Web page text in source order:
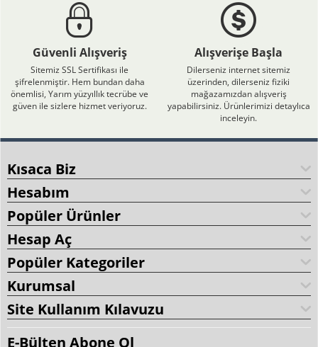
Güvenli Alışveriş
Sitemiz SSL Sertifikası ile
şifrelenmiştir. Hem bundan daha
önemlisi, Yarım yüzyıllık tecrübe ve
güven ile sizlere hizmet veriyoruz.
Alışverişe Başla
Dilerseniz internet sitemiz
üzerinden, dilerseniz fiziki
mağazamızdan alışveriş
yapabilirsiniz. Ürünlerimizi detaylıca
inceleyin.
Kısaca Biz
Hesabım
Popüler Ürünler
Hesap Aç
Popüler Kategoriler
Kurumsal
Site Kullanım Kılavuzu
E-Bülten Abone Ol